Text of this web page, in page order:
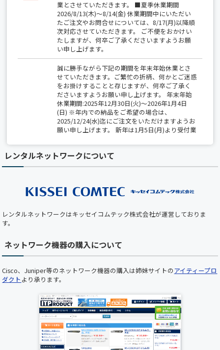
業とさせていただきます。 ■夏季休業期間
2026/8/13(木)～8/14(金) 休業期間中にいただい
たご注文やお問合せについては、8/17(月)以降順
次対応させていただきます。 ご不便をおかけい
たしますが、何卒ご了承くださいますようお願
い申し上げます。
誠に勝手ながら下記の期間を年末年始休業とさ
せていただきます。ご繁忙の折柄、何かとご迷惑
をお掛けすることと存じますが、何卒ご了承く
ださいますようお願い申し上げます。 年末年始
休業期間:2025年12月30日(火)～2026年1月4日
(日) ※年内での納品をご希望の場合は、
2025/12/24(水)迄にご注文をいただけますようお
願い申し上げます。 新年は1月5日(月)より受付業
【夏季休業のお知らせ】 2025/8/14(木)～
8/15(金)は全社一斉休業期間につき、 出荷業務
で、 ご不便をおかけしますが、何卒ご了承くだ
【ホームページメンテナンスのお知らせ】 平素
ームページのメンテナンスを実施いたします。
メンテナンス中はホームページをご利用いただ
うお願い申し上げます。 ■ メンテナンス日時
2025年5月22日（木）19:00 ～ 20:00（予定） お
適にご利用いただくための作業となりますので、
何卒ご理解とご協力のほどお願い申し上げます。
誠に勝手ながら下記の期間を年末年始休業とさ
せていただきます。ご繁忙の折柄、何かとご迷惑
をお掛けすることと存じますが、何卒ご了承く
レンタルネットワークについて
レンタルネットワークはキッセイコムテック株式会社が運営しておりま
す。
ネットワーク機器の購入について
Cisco、Juniper等のネットワーク機器の購入は姉妹サイトの アイティープロ
ダクト より承ります。